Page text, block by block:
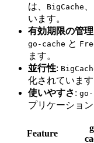
は、
BigCache
います。
有効期限の管理
go-cache と
ます。
並行性:
化されています
使いやすさ: go-
プリケーション
Feature